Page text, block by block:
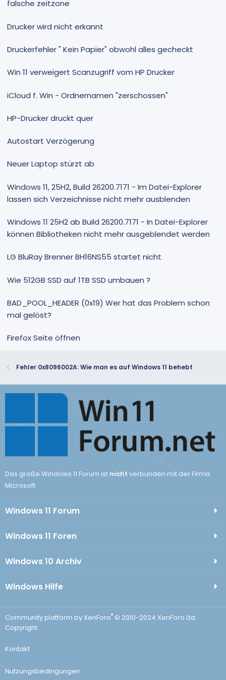
falsche zeitzone
Drucker wird nicht erkannt
Druckerfehler " Kein Papier" obwohl alles gecheckt
Win 11 verweigert Scanzugriff vom HP Drucker
iCloud f. Win - Ordnernamen "zerschossen"
HP-Drucker druckt quer
Autostart Verzögerung
Neuer Laptop stürzt ab
Windows 11, 25H2, Build 26200.7171 - Im Datei-Explorer
lassen sich Verzeichnisse nicht mehr ausblenden
Windows 11 25H2 ab Build 26200.7171 - In Datei-Explorer
können Bibliotheken nicht mehr ausgeblendet werden
LG BluRay Brenner BH16NS55 startet nicht
Wie 512GB SSD auf 1TB SSD umbauen ?
BAD_POOL_HEADER (0x19) Wer hat das Problem schon
mal gelöst?
Firefox Seite öffnen
Fehler 0x8096002A: Wie man es auf Windows 11 behebt
Das große Windows 11 Forum ist nicht verbunden mit der Firma
Microsoft.
Windows 11 Forum
Windows 11 Foren
Windows 10 Archiv
Windows Hilfe
Community platform by XenForo® © 2010-2024 XenForo Ltd.
Copyright
Kontakt
Nutzungsbedingungen